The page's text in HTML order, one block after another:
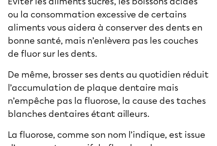
ou la consommation excessive de certains
aliments vous aidera à conserver des dents en
bonne santé, mais n’enlèvera pas les couches
de fluor sur les dents.
De même, brosser ses dents au quotidien réduit
l’accumulation de plaque dentaire mais
n’empêche pas la fluorose, la cause des taches
blanches dentaires étant ailleurs.
La fluorose, comme son nom l’indique, est issue